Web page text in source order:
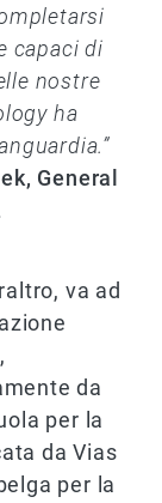
capaci di
nostre
ha
General
va ad
da
per la
da Vias
per la